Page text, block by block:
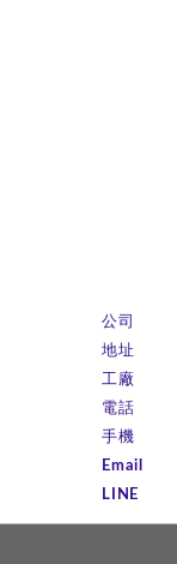
公司
地址
工廠
電話
手機
Email
LINE